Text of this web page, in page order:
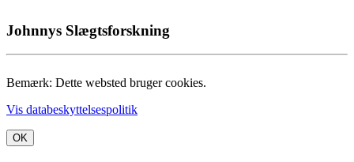
Johnnys Slægtsforskning
Bemærk: Dette websted bruger cookies.
Vis databeskyttelsespolitik
OK